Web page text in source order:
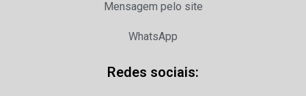
Mensagem pelo site
WhatsApp
Redes sociais: